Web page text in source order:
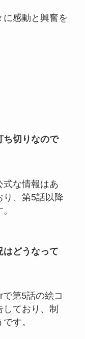
に感動と興奮を
ち切りなので
式な情報はあ
り、第5話以降
はどうなって
第5話の絵コ
ており、制
す。